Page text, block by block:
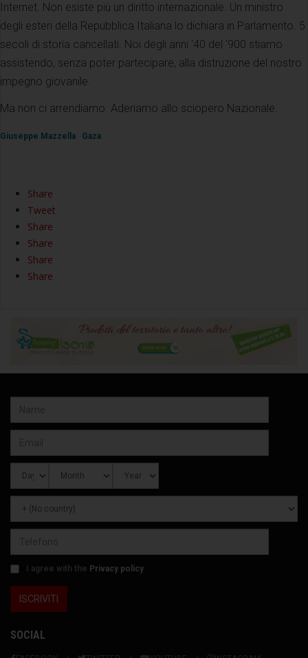
Internet. Non esiste più un diritto internazionale. Un ministro
degli esteri della Repubblica Italiana lo dichiara in Parlamento. 5
secoli di storia cancellati. Noi degli anni '40 del '900 stiamo
assistendo, senza poter partecipare, alla distruzione del nostro
impegno giovanile.
Ma non ci arrendiamo. Aderiamo allo sciopero Nazionale.
Giuseppe Mazzella Gaza
Share
Tweet
Share
Share
Share
Share
I agree with the Privacy policy
SOCIAL